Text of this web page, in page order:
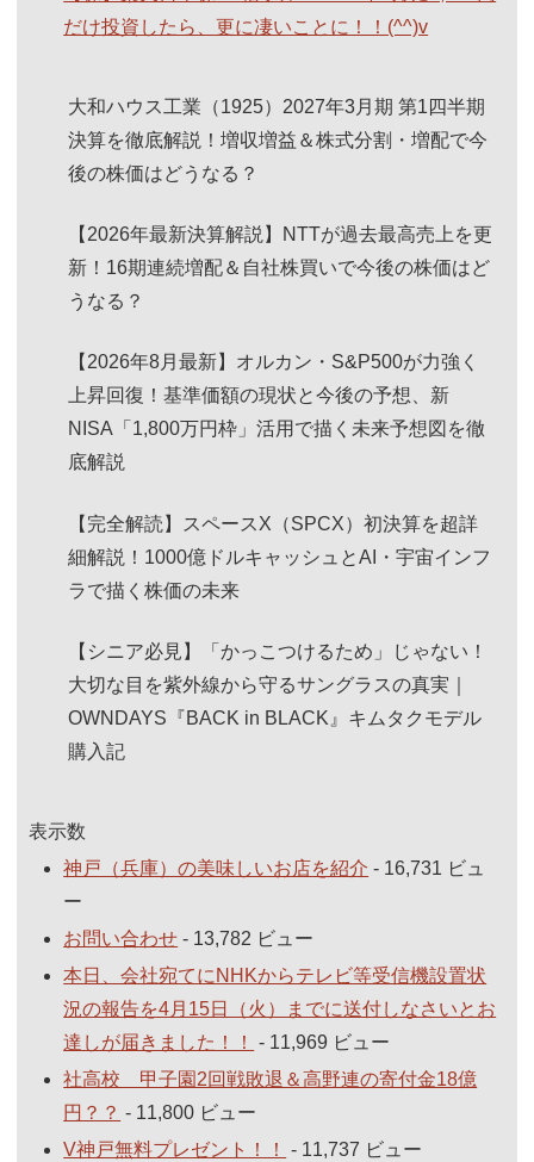
だけ投資したら、更に凄いことに！！(^^)v
大和ハウス工業（1925）2027年3月期 第1四半期
決算を徹底解説！増収増益＆株式分割・増配で今
後の株価はどうなる？
【2026年最新決算解説】NTTが過去最高売上を更
新！16期連続増配＆自社株買いで今後の株価はど
うなる？
【2026年8月最新】オルカン・S&P500が力強く
上昇回復！基準価額の現状と今後の予想、新
NISA「1,800万円枠」活用で描く未来予想図を徹
底解説
【完全解読】スペースX（SPCX）初決算を超詳
細解説！1000億ドルキャッシュとAI・宇宙インフ
ラで描く株価の未来
【シニア必見】「かっこつけるため」じゃない！
大切な目を紫外線から守るサングラスの真実｜
OWNDAYS『BACK in BLACK』キムタクモデル
購入記
表示数
神戸（兵庫）の美味しいお店を紹介 - 16,731 ビュ
ー
お問い合わせ - 13,782 ビュー
本日、会社宛てにNHKからテレビ等受信機設置状
況の報告を4月15日（火）までに送付しなさいとお
達しが届きました！！
- 11,969 ビュー
社高校 甲子園2回戦敗退＆高野連の寄付金18億
円？？ - 11,800 ビュー
V神戸無料プレゼント！！
- 11,737 ビュー